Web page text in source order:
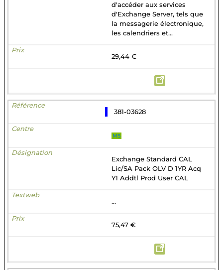
d'accéder aux services
d'Exchange Server, tels que
la messagerie électronique,
les calendriers et...
29,44 €
381-03628
MS
Exchange Standard CAL
Lic/SA Pack OLV D 1YR Acq
Y1 Addtl Prod User CAL
...
75,47 €